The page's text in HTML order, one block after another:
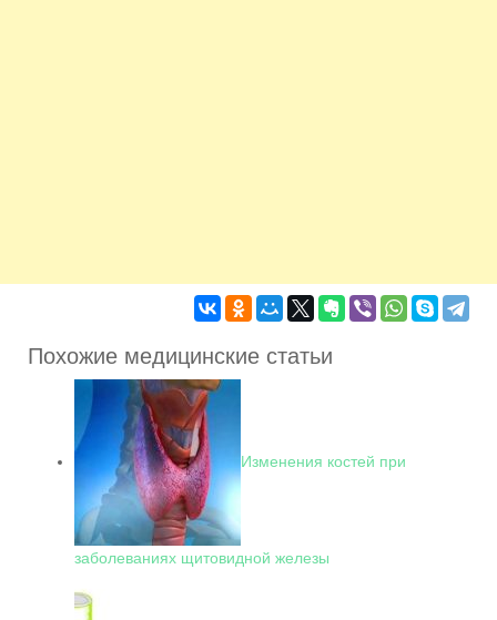
Похожие медицинские статьи
Изменения костей при
заболеваниях щитовидной железы